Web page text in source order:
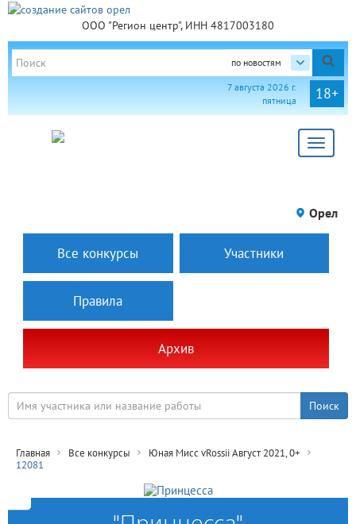
ООО "Регион центр", ИНН 4817003180
по новостям
18+
7 августа 2026 г.
пятница
Toggle
Орел
Все конкурсы Участники
Правила
Архив
Главная Все конкурсы
Юная Мисс vRossii Август 2021, 0+
12081